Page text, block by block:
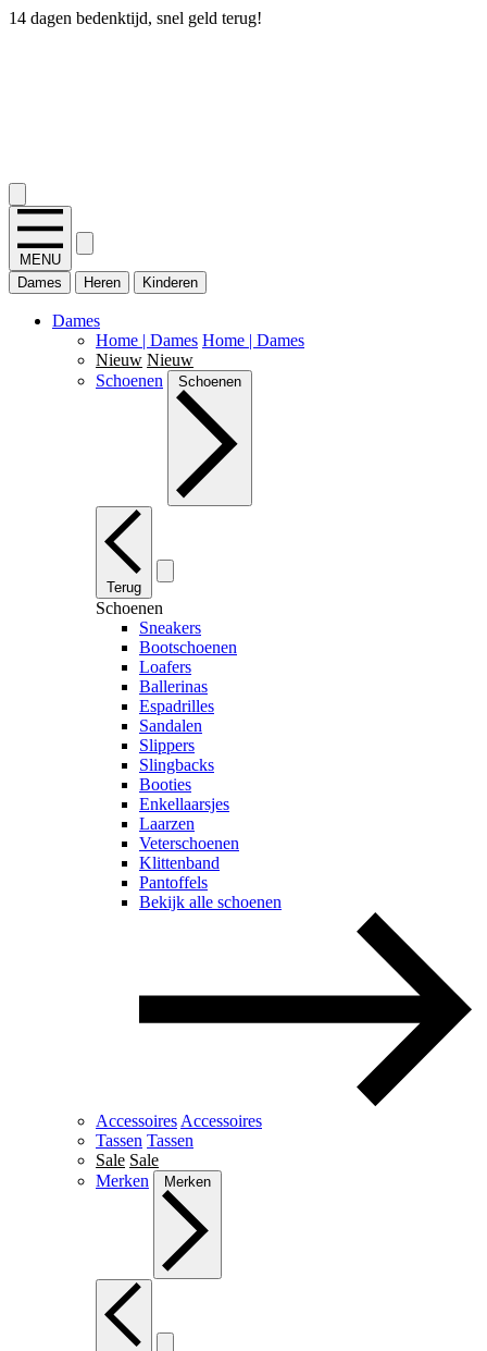
14 dagen bedenktijd, snel geld terug!
MENU
Dames
Heren Kinderen
Dames
Home | Dames Home | Dames
Nieuw Nieuw
Schoenen
Schoenen
Terug
Schoenen
Sneakers
Bootschoenen
Loafers
Ballerinas
Espadrilles
Sandalen
Slippers
Slingbacks
Booties
Enkellaarsjes
Laarzen
Veterschoenen
Klittenband
Pantoffels
Bekijk alle schoenen
Accessoires Accessoires
Tassen Tassen
Sale Sale
Merken
Merken